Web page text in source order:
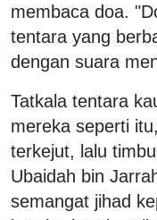
membaca doa.
tentara yang
dengan suara
Tatkala tentara
mereka seperti
terkejut, lalu
Ubaidah bin
semangat jihad